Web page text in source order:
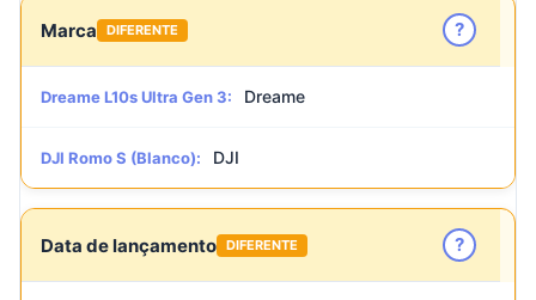
Marca DIFERENTE ?
Dreame L10s Ultra Gen 3: Dreame
DJI Romo S (Blanco): DJI
Data de lançamento DIFERENTE ?